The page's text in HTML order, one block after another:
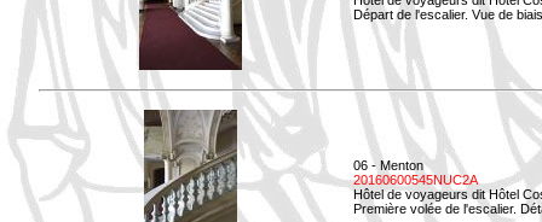
Départ de l'escalier. Vue de
06 - Menton
20160600545NUC2A
Hôtel de voyageurs dit Hôtel
Première volée de l'escalier.